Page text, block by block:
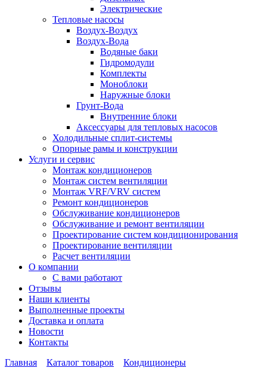
Электрические
Тепловые насосы
Воздух-Воздух
Воздух-Вода
Водяные баки
Гидромодули
Комплекты
Моноблоки
Наружные блоки
Грунт-Вода
Внутренние блоки
Аксессуары для тепловых насосов
Холодильные сплит-системы
Опорные рамы и конструкции
Услуги и сервис
Монтаж кондиционеров
Монтаж систем вентиляции
Монтаж VRF/VRV систем
Ремонт кондиционеров
Обслуживание кондиционеров
Обслуживание и ремонт вентиляции
Проектирование систем кондиционирования
Проектирование вентиляции
Расчет вентиляции
О компании
С вами работают
Отзывы
Наши клиенты
Выполненные проекты
Доставка и оплата
Новости
Контакты
Главная
Каталог товаров Кондиционеры